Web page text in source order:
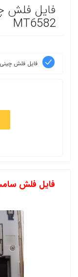
MT6582
فایل فلش چینی J500H Android5.1 MT6582